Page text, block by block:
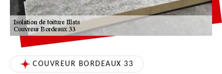
COUVREUR BORDEAUX 33